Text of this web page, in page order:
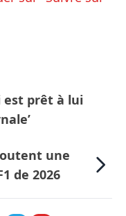
est prêt à lui
une
de 2026